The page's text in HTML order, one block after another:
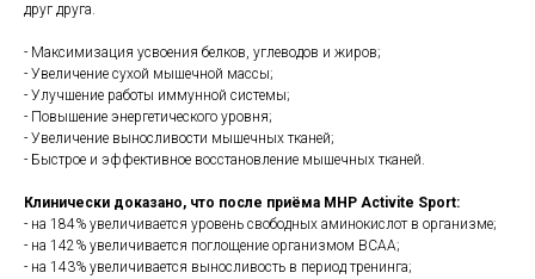
друг друга.
- Максимизация усвоения белков, углеводов и жиров;
- Увеличение сухой мышечной массы;
- Улучшение работы иммунной системы;
- Повышение энергетического уровня;
- Увеличение выносливости мышечных тканей;
- Быстрое и эффективное восстановление мышечных тканей.
Клинически доказано, что после приёма MHP Activite Sport:
- на 184% увеличивается уровень свободных аминокислот в организме;
- на 142% увеличивается поглощение организмом BCAA;
- на 143% увеличивается выносливость в период тренинга;